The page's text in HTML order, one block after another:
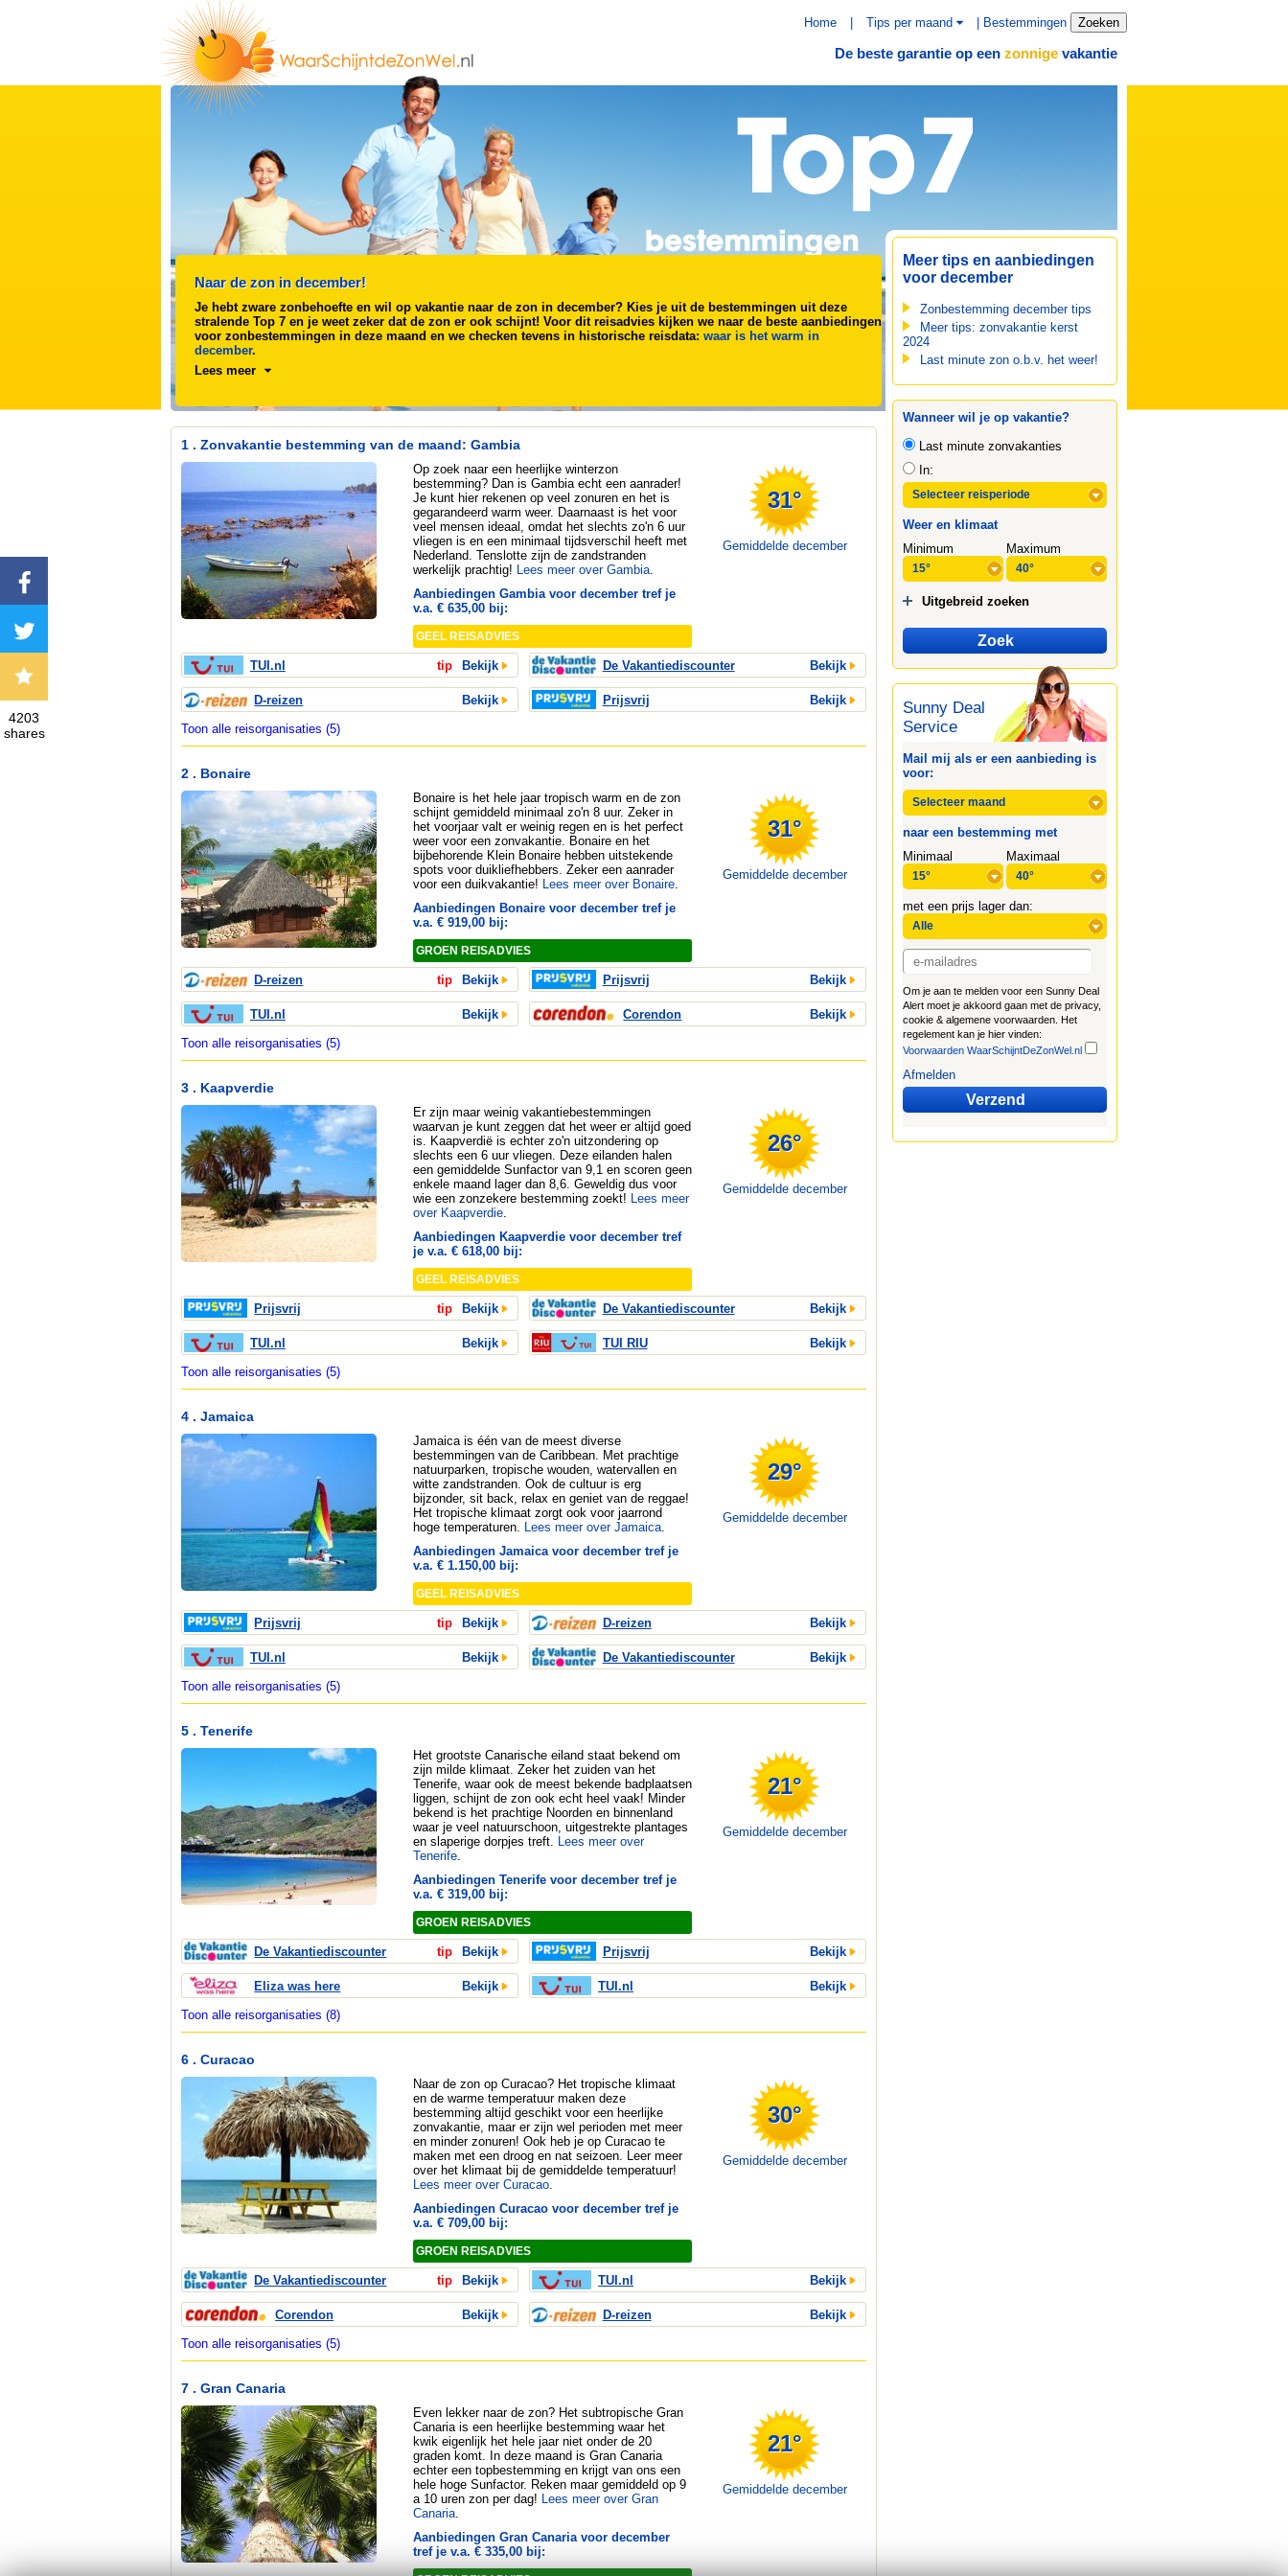
Home Tips per maand Bestemmingen Zoeken
De beste garantie op een zonnige vakantie
Naar de zon in december!
Je hebt zware zonbehoefte en wil op vakantie naar de zon in december? Kies je uit de bestemmingen uit deze
stralende Top 7 en je weet zeker dat de zon er ook schijnt! Voor dit reisadvies kijken we naar de beste aanbiedingen
voor zonbestemmingen in deze maand en we checken tevens in historische reisdata: waar is het warm in
december.
Lees meer
1 . Zonvakantie bestemming van de maand: Gambia
Op zoek naar een heerlijke winterzon
bestemming? Dan is Gambia echt een aanrader!
Je kunt hier rekenen op veel zonuren en het is
gegarandeerd warm weer. Daarnaast is het voor
veel mensen ideaal, omdat het slechts zo'n 6 uur
vliegen is en een minimaal tijdsverschil heeft met
Nederland. Tenslotte zijn de zandstranden
werkelijk prachtig! Lees meer over Gambia.
Aanbiedingen Gambia voor december tref je
v.a. € 635,00 bij:
GEEL REISADVIES
31°
Gemiddelde december
TUI.nl tip Bekijk
D-reizen Bekijk
De Vakantiediscounter Bekijk
Prijsvrij
Bekijk
Toon alle reisorganisaties (5)
2 . Bonaire
Bonaire is het hele jaar tropisch warm en de zon
schijnt gemiddeld minimaal zo'n 8 uur. Zeker in
het voorjaar valt er weinig regen en is het perfect
weer voor een zonvakantie. Bonaire en het
bijbehorende Klein Bonaire hebben uitstekende
spots voor duikliefhebbers. Zeker een aanrader
voor een duikvakantie! Lees meer over Bonaire.
Aanbiedingen Bonaire voor december tref je
v.a. € 919,00 bij:
GROEN REISADVIES
31°
Gemiddelde december
D-reizen tip Bekijk
TUI.nl Bekijk
Prijsvrij Bekijk
Corendon
Bekijk
Toon alle reisorganisaties (5)
3 . Kaapverdie
Er zijn maar weinig vakantiebestemmingen
waarvan je kunt zeggen dat het weer er altijd goed
is. Kaapverdië is echter zo'n uitzondering op
slechts een 6 uur vliegen. Deze eilanden halen
een gemiddelde Sunfactor van 9,1 en scoren geen
enkele maand lager dan 8,6. Geweldig dus voor
wie een zonzekere bestemming zoekt! Lees meer
over Kaapverdie.
Aanbiedingen Kaapverdie voor december tref
je v.a. € 618,00 bij:
GEEL REISADVIES
26°
Gemiddelde december
Prijsvrij tip Bekijk
TUI.nl Bekijk
De Vakantiediscounter Bekijk
TUI RIU
Bekijk
Toon alle reisorganisaties (5)
4 . Jamaica
Jamaica is één van de meest diverse
bestemmingen van de Caribbean. Met prachtige
natuurparken, tropische wouden, watervallen en
witte zandstranden. Ook de cultuur is erg
bijzonder, sit back, relax en geniet van de reggae!
Het tropische klimaat zorgt ook voor jaarrond
hoge temperaturen. Lees meer over Jamaica.
Aanbiedingen Jamaica voor december tref je
v.a. € 1.150,00 bij:
GEEL REISADVIES
29°
Gemiddelde december
Prijsvrij tip Bekijk
TUI.nl Bekijk
D-reizen Bekijk
De Vakantiediscounter
Bekijk
Toon alle reisorganisaties (5)
5 . Tenerife
Het grootste Canarische eiland staat bekend om
zijn milde klimaat. Zeker het zuiden van het
Tenerife, waar ook de meest bekende badplaatsen
liggen, schijnt de zon ook echt heel vaak! Minder
bekend is het prachtige Noorden en binnenland
waar je veel natuurschoon, uitgestrekte plantages
en slaperige dorpjes treft. Lees meer over
Tenerife.
Aanbiedingen Tenerife voor december tref je
v.a. € 319,00 bij:
GROEN REISADVIES
21°
Gemiddelde december
De Vakantiediscounter tip Bekijk
Eliza was here Bekijk
Prijsvrij Bekijk
TUI.nl
Bekijk
Toon alle reisorganisaties (8)
6 . Curacao
Naar de zon op Curacao? Het tropische klimaat
en de warme temperatuur maken deze
bestemming altijd geschikt voor een heerlijke
zonvakantie, maar er zijn wel perioden met meer
en minder zonuren! Ook heb je op Curacao te
maken met een droog en nat seizoen. Leer meer
over het klimaat bij de gemiddelde temperatuur!
Lees meer over Curacao.
Aanbiedingen Curacao voor december tref je
v.a. € 709,00 bij:
GROEN REISADVIES
30°
Gemiddelde december
De Vakantiediscounter tip Bekijk
Corendon Bekijk
TUI.nl Bekijk
D-reizen
Bekijk
Toon alle reisorganisaties (5)
7 . Gran Canaria
Even lekker naar de zon? Het subtropische Gran
Canaria is een heerlijke bestemming waar het
kwik eigenlijk het hele jaar niet onder de 20
graden komt. In deze maand is Gran Canaria
echter een topbestemming en krijgt van ons een
hele hoge Sunfactor. Reken maar gemiddeld op 9
a 10 uren zon per dag! Lees meer over Gran
Canaria.
Aanbiedingen Gran Canaria voor december
tref je v.a. € 335,00 bij:
21°
Gemiddelde december
Meer tips en aanbiedingen
voor december
Zonbestemming december tips
Meer tips: zonvakantie kerst
2024
Last minute zon o.b.v. het weer!
Wanneer wil je op vakantie?
Last minute zonvakanties
In:
Weer en klimaat
Minimum
Maximum
Uitgebreid zoeken
Sunny Deal
Service
Mail mij als er een aanbieding is
voor:
naar een bestemming met
Minimaal
Maximaal
met een prijs lager dan:
Om je aan te melden voor een Sunny Deal
Alert moet je akkoord gaan met de privacy,
cookie & algemene voorwaarden. Het
regelement kan je hier vinden:
Voorwaarden WaarSchijntDeZonWel.nl
Afmelden
Verzend
4203
shares